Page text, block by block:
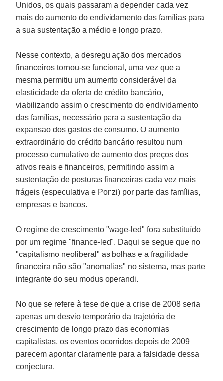
Unidos, os quais passaram a depender cada vez
mais do aumento do endividamento das famílias para
a sua sustentação a médio e longo prazo.
Nesse contexto, a desregulação dos mercados
financeiros tornou-se funcional, uma vez que a
mesma permitiu um aumento considerável da
elasticidade da oferta de crédito bancário,
viabilizando assim o crescimento do endividamento
das famílias, necessário para a sustentação da
expansão dos gastos de consumo. O aumento
extraordinário do crédito bancário resultou num
processo cumulativo de aumento dos preços dos
ativos reais e financeiros, permitindo assim a
sustentação de posturas financeiras cada vez mais
frágeis (especulativa e Ponzi) por parte das famílias,
empresas e bancos.
O regime de crescimento "wage-led" fora substituído
por um regime "finance-led". Daqui se segue que no
"capitalismo neoliberal" as bolhas e a fragilidade
financeira não são "anomalias" no sistema, mas parte
integrante do seu modus operandi.
No que se refere à tese de que a crise de 2008 seria
apenas um desvio temporário da trajetória de
crescimento de longo prazo das economias
capitalistas, os eventos ocorridos depois de 2009
parecem apontar claramente para a falsidade dessa
conjectura.